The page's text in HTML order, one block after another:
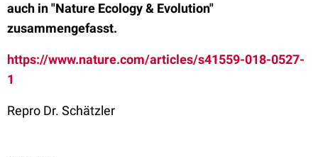
auch in "Nature Ecology & Evolution"
zusammengefasst.
https://www.nature.com/articles/s41559-018-0527-
1
Repro Dr. Schätzler